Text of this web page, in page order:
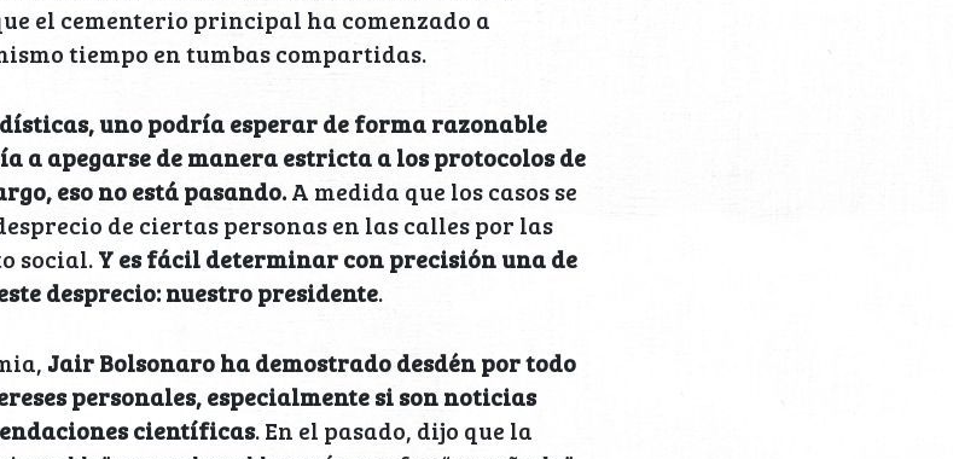
el cementerio principal ha comenzado a
tiempo en tumbas compartidas.
uno podría esperar de forma razonable
a apegarse de manera estricta a los protocolos de
eso no está pasando.A medida que los casos se
de ciertas personas en las calles por las
social.Y es fácil determinar con precisión una de
desprecio: nuestro presidente.
Jair Bolsonaro ha demostrado desdén por todo
personales, especialmente si son noticias
científicas. En el pasado, dijo que la